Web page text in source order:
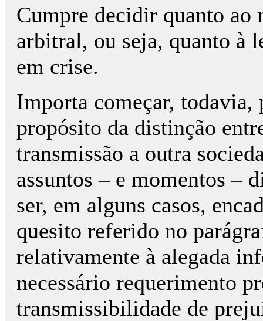
Cumpre decidir quanto ao
arbitral, ou seja, quanto à
em crise.
Importa começar, todavia,
propósito da distinção
transmissão a outra
assuntos – e momentos –
ser, em alguns casos,
quesito referido no
relativamente à alegada
necessário requerimento
transmissibilidade de